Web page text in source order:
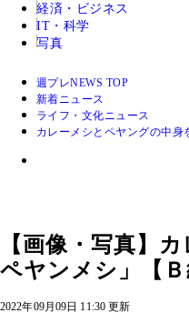
経済・ビジネス
IT・科学
写真
週プレNEWS TOP
新着ニュース
ライフ・文化ニュース
カレーメシとペヤングの中身
【画像・写真】
ペヤンメシ」【
2022年09月09日 11:30 更新